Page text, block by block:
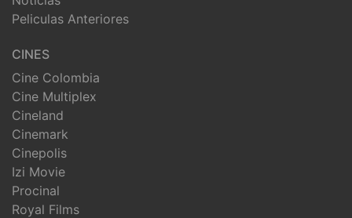
Peliculas Anteriores
CINES
Cine Colombia
Cine Multiplex
Cineland
Cinemark
Cinepolis
Izi Movie
Procinal
Royal Films